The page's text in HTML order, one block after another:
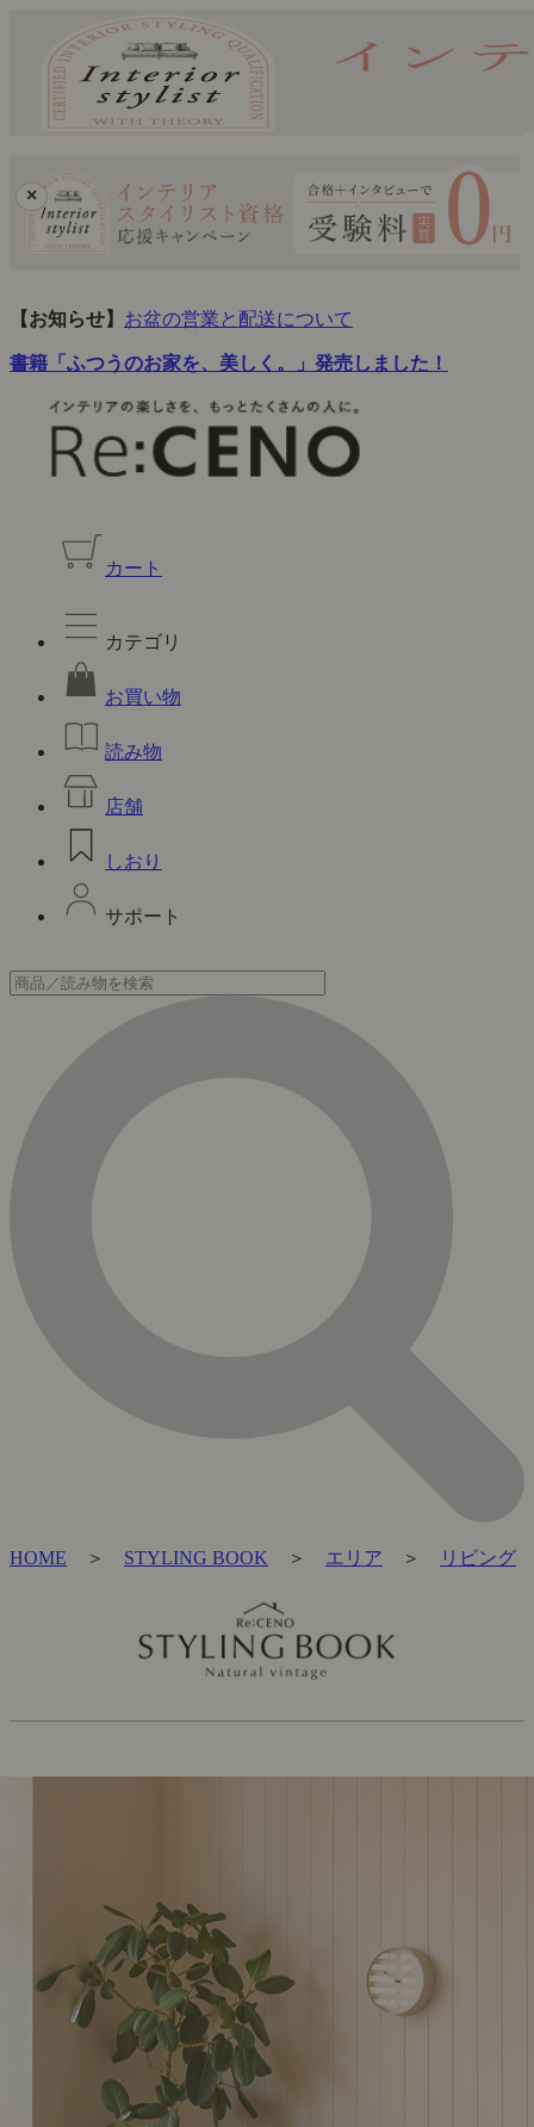
×
【お知らせ】 お盆の営業と配送について
書籍「ふつうのお家を、美しく。」発売しました！
カート
カテゴリ
お買い物
読み物
店舗
しおり
サポート
HOME ＞ STYLING BOOK ＞ エリア ＞ リビング